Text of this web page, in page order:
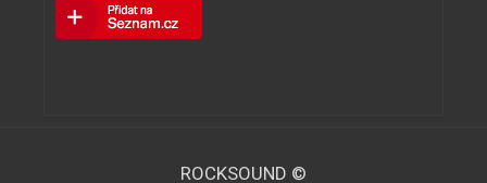
ROCKSOUND ©